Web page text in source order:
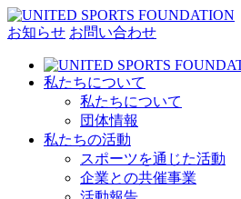
お知らせ お問い合わせ
私たちについて
私たちについて
団体情報
私たちの活動
スポーツを通じた活動
企業との共催事業